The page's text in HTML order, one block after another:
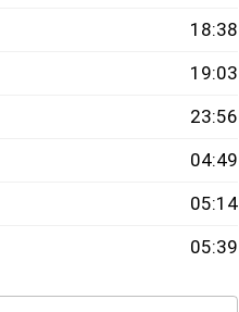
18:38
19:03
23:56
04:49
05:14
05:39